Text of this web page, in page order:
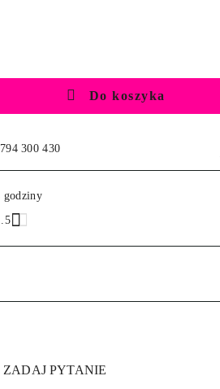
Do koszyka
300 430
godziny
ZADAJ PYTANIE